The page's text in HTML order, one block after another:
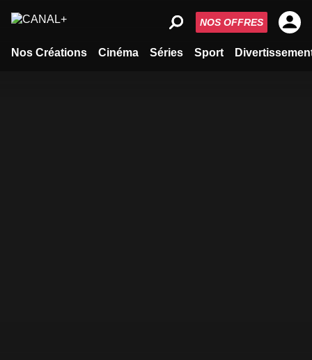
Nos Créations Cinéma Séries Sport
NOS OFFRES